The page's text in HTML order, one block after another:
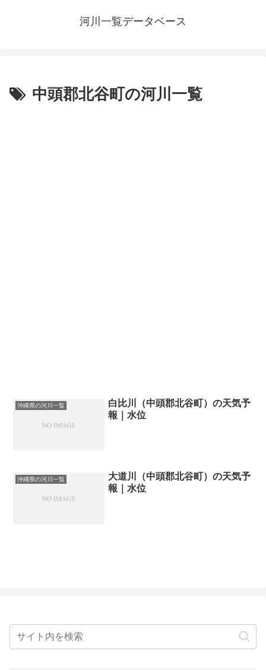
河川一覧データベース
中頭郡北谷町の河川一覧
沖縄県の河川一覧
白比川（中頭郡北谷町）の天気予
報｜水位
沖縄県の河川一覧
大道川（中頭郡北谷町）の天気予
報｜水位